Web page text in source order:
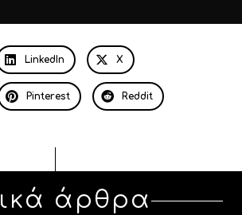
LinkedIn X
Pinterest Reddit
άρθρα